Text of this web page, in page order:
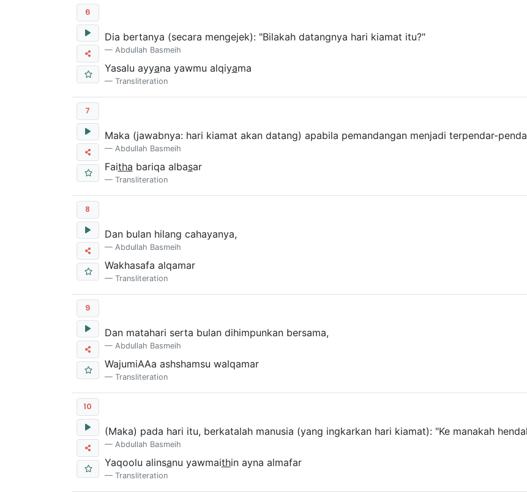
6
Dia bertanya (secara mengejek): "Bilakah datangnya hari kiamat itu?"
Abdullah Basmeih
Yasalu ayyana yawmu alqiyama
Transliteration
7
Maka (jawabnya: hari kiamat akan datang) apabila pemandangan menjadi terpendar-
Abdullah Basmeih
Faitha bariqa albasar
Transliteration
8
Dan bulan hilang cahayanya,
Abdullah Basmeih
Wakhasafa alqamar
Transliteration
9
Dan matahari serta bulan dihimpunkan bersama,
Abdullah Basmeih
WajumiAAa ashshamsu walqamar
Transliteration
10
(Maka) pada hari itu, berkatalah manusia (yang ingkarkan hari kiamat): "Ke manakah
Abdullah Basmeih
Yaqoolu alinsanu yawmaithin ayna almafar
Transliteration